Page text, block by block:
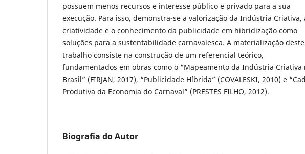
possuem menos recursos e interesse público e privado para a sua
execução. Para isso, demonstra-se a valorização da Indústria Criativa,
criatividade e o conhecimento da publicidade em hibridização como
soluções para a sustentabilidade carnavalesca. A materialização deste
trabalho consiste na construção de um referencial teórico,
fundamentados em obras como o “Mapeamento da Indústria Criativa
Brasil” (FIRJAN, 2017), “Publicidade Híbrida” (COVALESKI, 2010) e
Produtiva da Economia do Carnaval” (PRESTES FILHO, 2012).
Biografia do Autor